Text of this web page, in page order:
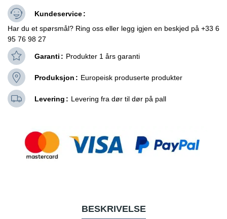
Kundeservice
Har du et spørsmål? Ring oss eller legg igjen en beskjed på +33 6
95 76 98 27
Garanti Produkter 1 års garanti
Produksjon Europeisk produserte produkter
Levering Levering fra dør til dør på pall
BESKRIVELSE